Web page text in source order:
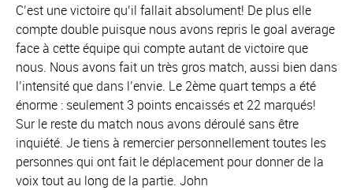
C’est une victoire qu’il fallait absolument! De plus elle
compte double puisque nous avons repris le goal average
face à cette équipe qui compte autant de victoire que
nous. Nous avons fait un très gros match, aussi bien dans
l’intensité que dans l’envie. Le 2ème quart temps a été
énorme : seulement 3 points encaissés et 22 marqués!
Sur le reste du match nous avons déroulé sans être
inquiété. Je tiens à remercier personnellement toutes les
personnes qui ont fait le déplacement pour donner de la
voix tout au long de la partie. John